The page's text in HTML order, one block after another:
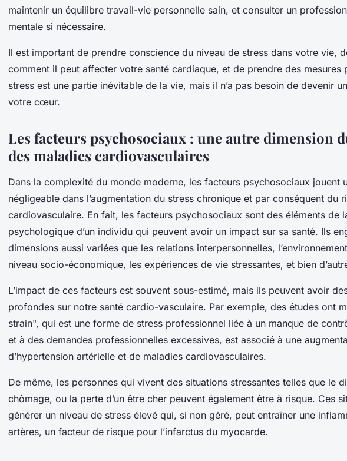
maintenir un équilibre travail-vie personnelle sain, et consulter un
mentale si nécessaire.
Il est important de prendre conscience du niveau de stress dans votre vie,
comment il peut affecter votre santé cardiaque, et de prendre des mesures
stress est une partie inévitable de la vie, mais il n’a pas besoin de devenir
votre cœur.
Les facteurs psychosociaux : une autre dimension
des maladies cardiovasculaires
Dans la complexité du monde moderne, les facteurs psychosociaux jouent
négligeable dans l’augmentation du stress chronique et par conséquent du
cardiovasculaire. En fait, les facteurs psychosociaux sont des éléments de
psychologique d’un individu qui peuvent avoir un impact sur sa santé. Ils
dimensions aussi variées que les relations interpersonnelles,
niveau socio-économique, les expériences de vie stressantes, et bien
L’impact de ces facteurs est souvent sous-estimé, mais ils peuvent avoir
profondes sur notre santé cardio-vasculaire. Par exemple, des études ont
strain", qui est une forme de stress professionnel liée à un manque de
et à des demandes professionnelles excessives, est associé à une
d’hypertension artérielle et de maladies cardiovasculaires.
De même, les personnes qui vivent des situations stressantes telles que le
chômage, ou la perte d’un être cher peuvent également être à risque. Ces
générer un niveau de stress élevé qui, si non géré, peut entraîner une
artères, un facteur de risque pour l’infarctus du myocarde.